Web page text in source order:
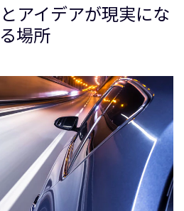
アイデアが現実にな
る場所